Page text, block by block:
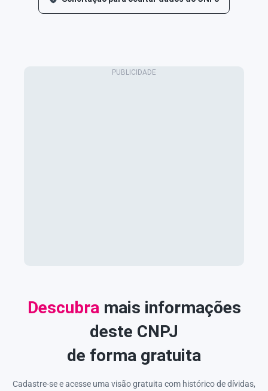
Descubra mais informações
deste CNPJ
de forma gratuita
Cadastre-se e acesse uma visão gratuita com histórico de dívidas,